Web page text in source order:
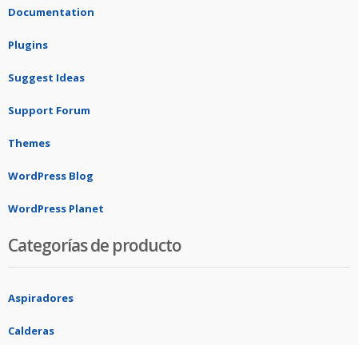
Documentation
Plugins
Suggest Ideas
Support Forum
Themes
WordPress Blog
WordPress Planet
Categorías de producto
Aspiradores
Calderas